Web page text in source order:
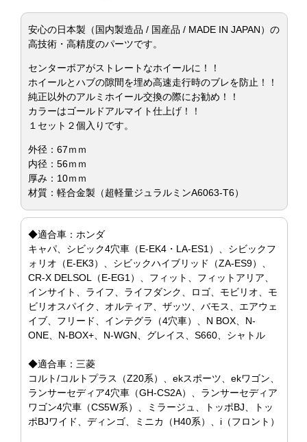
安心の日本製（国内製造品 / 国産品 / MADE IN JAPAN）の
高技術・高精度のパーツです。
センターボアがストレートなホイールに！！
ホイールとハブの隙間を埋め高速走行時のブレを防止！！
純正以外のアルミホイール交換の際にお勧め！！
カラーはゴールドアルマイト仕上げ！！
１セット２個入りです。
外径：67ｍｍ
内径：56ｍｍ
厚み：10ｍｍ
材質：軽合金製（超軽量ジュラルミンA6063-T6）
◆適合車：ホンダ
キャパ、シビック4穴車（E-EK4・LA-ES1）、シビックフ
ォリオ（E-EK3）、シビックハイブリッド（ZA-ES9）、
CR-X DELSOL（E-EG1）、フィット、フィットアリア、
インサイト、ライフ、ライフダンク、ロゴ、モビリオ、モ
ビリオスパイク、オルティア、ザッツ、バモス、エアウェ
イブ、フリード、インテグラ（4穴車）、N BOX、N-
ONE、N-BOX+、N-WGN、グレイス、S660、シャトル
◆適合車：三菱
コルト/コルトプラス（Z20系）、ekスポーツ、ekワゴン、
ランサーセディア4穴車（GH-CS2A）、ランサーセディア
ワゴン4穴車（CS5W系）、ミラージュ、トッポBJ、トッ
ポBJワイド、ディンゴ、ミニカ（H40系）、i（フロント）